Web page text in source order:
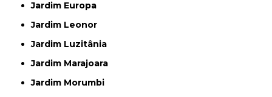
Jardim Europa
Jardim Leonor
Jardim Luzitânia
Jardim Marajoara
Jardim Morumbi